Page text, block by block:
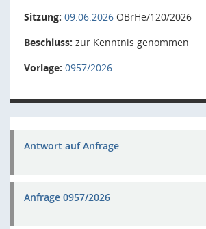
Sitzung: 09.06.2026 OBrHe/120/2026
Beschluss: zur Kenntnis genommen
Vorlage: 0957/2026
Antwort auf Anfrage
Anfrage 0957/2026